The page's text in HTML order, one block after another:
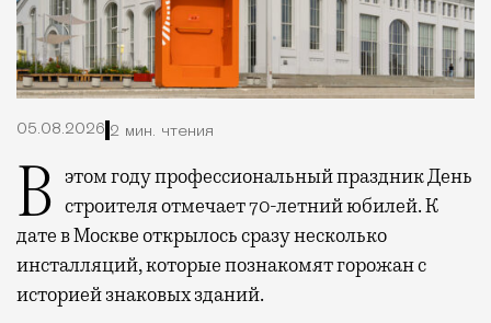
05.08.2026 2 мин. чтения
В этом году профессиональный праздник День строителя отмечает 70-летний юбилей. К
дате в Москве открылось сразу несколько
инсталляций, которые познакомят горожан с
историей знаковых зданий.